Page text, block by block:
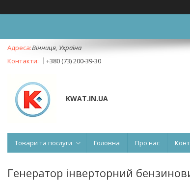
Вінниця, Україна
+380 (73) 200-39-30
KWAT.IN.UA
Товари та послуги Головна Про нас
Генератор інверторний